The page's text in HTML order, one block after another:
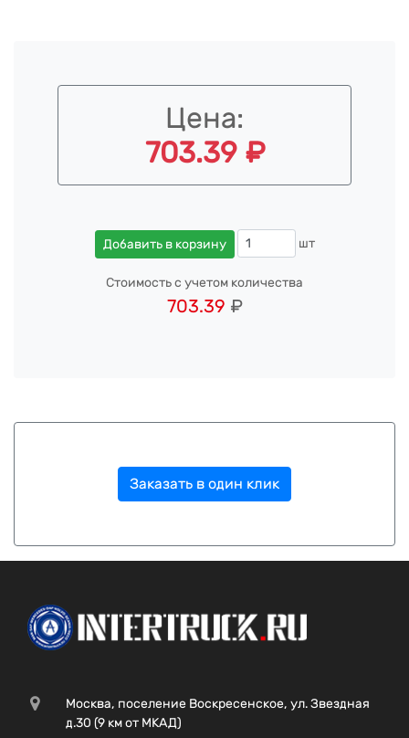
Цена:
703.39 ₽
Добавить в корзину шт
Стоимость с учетом количества
703.39 ₽
Заказать в один клик
Москва, поселение Воскресенское, ул. Звездная
д.30 (9 км от МКАД)